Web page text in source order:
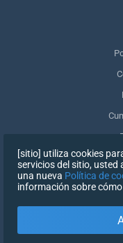
[sitio] utiliza cookies
servicios del sitio, usted
una nueva Política de
información sobre